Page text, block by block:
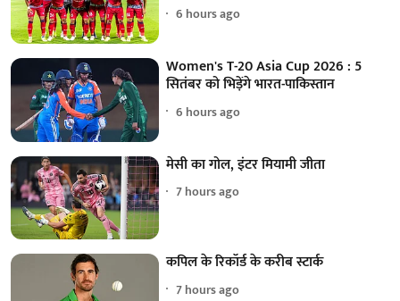
6 hours ago
Women's T-20 Asia Cup 2026 : 5
सितंबर को भिड़ेंगे भारत-पाकिस्तान
6 hours ago
मेसी का गोल, इंटर मियामी जीता
7 hours ago
कपिल के रिकॉर्ड के करीब स्टार्क
7 hours ago